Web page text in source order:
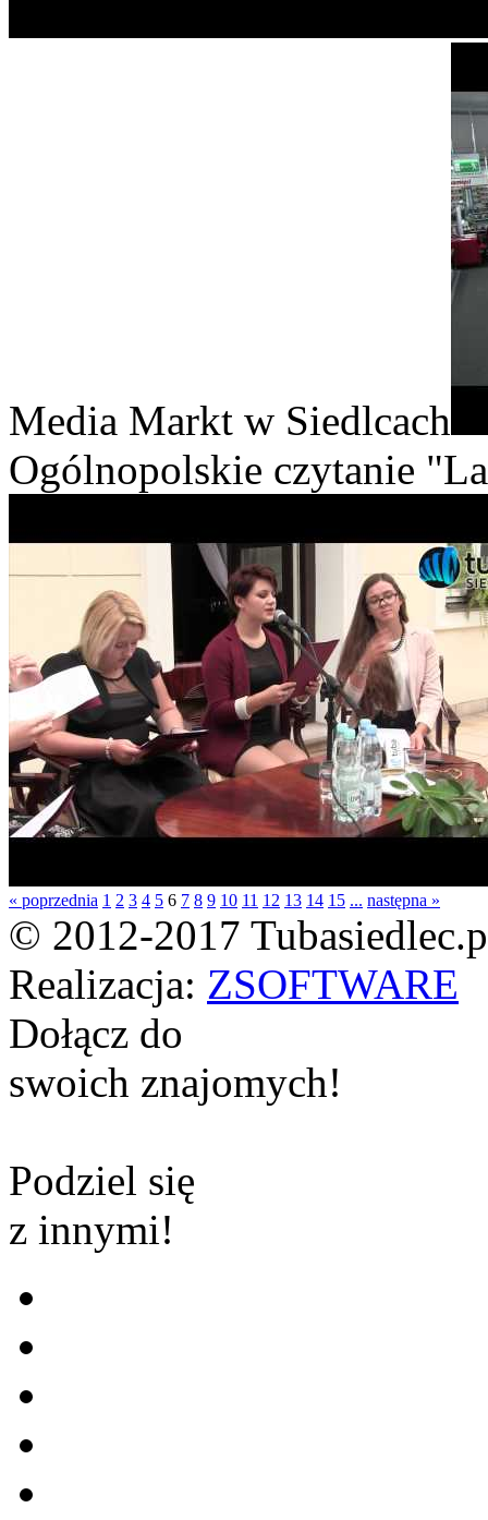
Media Markt w Siedlcach
Ogólnopolskie czytanie
« poprzednia 1 2 3 4 5 6 7 8 9 10 11 12 13 14 15 ... następna »
© 2012-2017
Realizacja: ZSOFTWARE
Dołącz do
swoich znajomych!
Podziel się
z innymi!